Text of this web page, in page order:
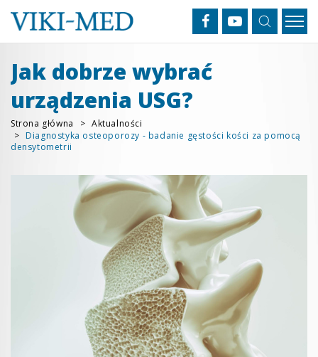
Jak dobrze wybrać
urządzenia USG?
Strona główna
Aktualności
Diagnostyka osteoporozy - badanie gęstości kości za pomocą
densytometrii